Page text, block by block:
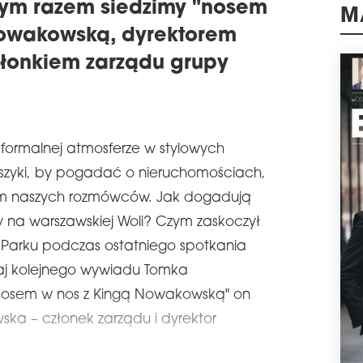
razem siedzimy "nosem
dyrektorem
zarządu grupy
atmosferze w stylowych
by pogadać o nieruchomościach,
naszych rozmówców. Jak dogadują
warszawskiej Woli? Czym zaskoczył
podczas ostatniego spotkania
kolejnego wywiadu Tomka
w nos z Kingą Nowakowską" on
– członek zarządu i dyrektor
schedule
schedule